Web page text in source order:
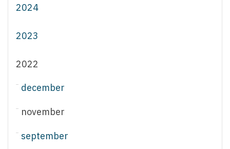
2024
2023
2022
december
november
september